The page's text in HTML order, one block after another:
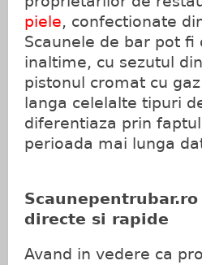
piele, confectionate
Scaunele de bar pot
inaltime, cu sezutul
pistonul cromat cu
langa celelalte tipuri
diferentiaza prin
perioada mai lunga
directe si rapide
Avand in vedere ca